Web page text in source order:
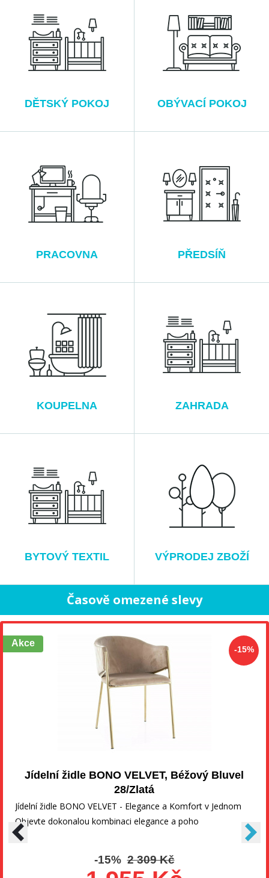
DĚTSKÝ POKOJ OBÝVACÍ POKOJ
PRACOVNA PŘEDSÍŇ
KOUPELNA ZAHRADA
BYTOVÝ TEXTIL VÝPRODEJ ZBOŽÍ
Časově omezené slevy
-15%
Akce
Jídelní židle BONO VELVET, Béžový Bluvel
28/Zlatá
Jídelní židle BONO VELVET - Elegance a Komfort v Jednom
Objevte dokonalou kombinaci elegance a poho
-15%2 309 Kč